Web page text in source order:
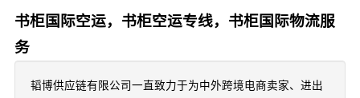
书柜国际空运，书柜空运专线，书柜国际物流服
务
韬博供应链有限公司一直致力于为中外跨境电商卖家、进出